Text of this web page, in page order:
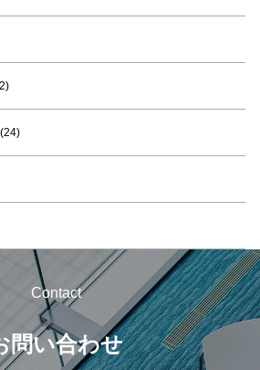
Contact
問い合わせ